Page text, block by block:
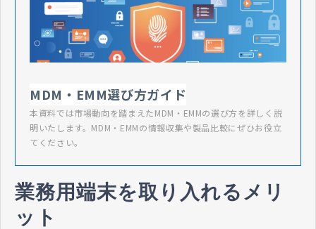
MDM・EMM選び方ガイド
本資料では市場動向を踏まえたMDM・EMMの選び方を詳しく説
明いたします。MDM・EMMの情報収集や製品比較にぜひお役立
てください。
業務用端末を取り入れるメリ
ット